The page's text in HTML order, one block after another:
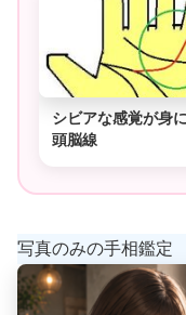
シビアな感覚が身
頭脳線
写真のみの手相鑑定